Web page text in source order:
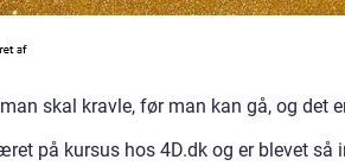
skal kravle, før man kan gå, og det
på kursus hos 4D.dk og er blevet så